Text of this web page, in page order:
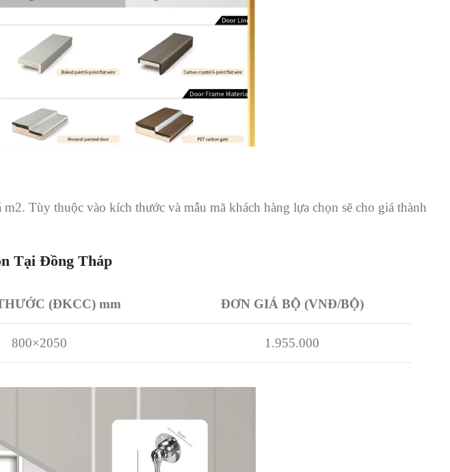
Tùy thuộc vào kích thước và mẫu mã khách hàng lựa chọn sẽ cho giá thành
Tại Đồng Tháp
(ĐKCC) mm ĐƠN GIÁ BỘ (VNĐ/BỘ)
800×2050 1.955.000